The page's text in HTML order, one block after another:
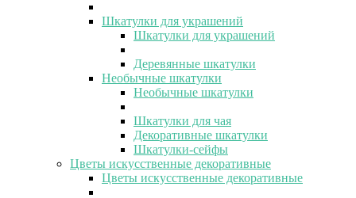
Шкатулки для украшений
Шкатулки для украшений
Деревянные шкатулки
Необычные шкатулки
Необычные шкатулки
Шкатулки для чая
Декоративные шкатулки
Шкатулки-сейфы
Цветы искусственные декоративные
Цветы искусственные декоративные